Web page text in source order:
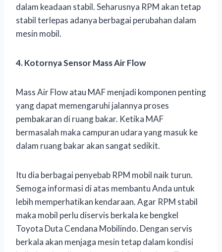
dalam keadaan stabil. Seharusnya RPM akan tetap
stabil terlepas adanya berbagai perubahan dalam
mesin mobil.
4. Kotornya Sensor Mass Air Flow
Mass Air Flow atau MAF menjadi komponen penting
yang dapat memengaruhi jalannya proses
pembakaran di ruang bakar. Ketika MAF
bermasalah maka campuran udara yang masuk ke
dalam ruang bakar akan sangat sedikit.
Itu dia berbagai penyebab RPM mobil naik turun.
Semoga informasi di atas membantu Anda untuk
lebih memperhatikan kendaraan. Agar RPM stabil
maka mobil perlu diservis berkala ke bengkel
Toyota Duta Cendana Mobilindo. Dengan servis
berkala akan menjaga mesin tetap dalam kondisi